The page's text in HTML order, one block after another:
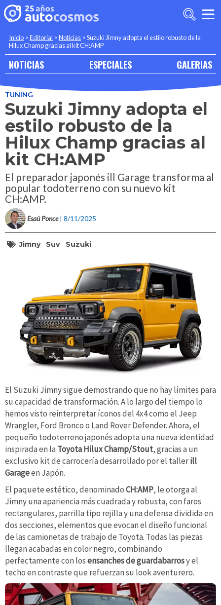
Inicio >Editorial >Noticias >Suzuki Jimny adopta el estilo robusto de la
Hilux Champ gracias al kit CH:AMP
NOTICIAS ESPECIALES GALERIAS
TUNING
Suzuki Jimny adopta el
estilo robusto de la
Hilux Champ gracias al
kit CH:AMP
El preparador japonés ill Garage transforma al
popular todoterreno con su nuevo kit
CH:AMP.
Esaú Ponce | 8/11/2025
Jimny Suv Suzuki
El Suzuki Jimny sigue demostrando que no hay límites para
su capacidad de transformación. A lo largo del tiempo lo
hemos visto reinterpretar íconos del 4x4 como el Jeep
Wrangler, Ford Bronco o Land Rover Defender. Ahora, el
pequeño todoterreno japonés adopta una nueva identidad
inspirada en la Toyota Hilux Champ/Stout, gracias a un
exclusivo kit de carrocería desarrollado por el tallerill
Garageen Japón.
El paquete estético, denominadoCH:AMP, le otorga al
Jimny una apariencia más cuadrada y robusta, con faros
rectangulares, parrilla tipo rejilla y una defensa dividida en
dos secciones, elementos que evocan el diseño funcional
de las camionetas de trabajo de Toyota. Todas las piezas
llegan acabadas en color negro, combinando
perfectamente con losensanches de guardabarrosy el
techo en contraste que refuerzan su look aventurero.